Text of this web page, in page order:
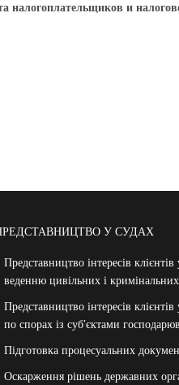
налогоплательщиков и
У СУДАХ
Представництво інтересів
веденню цивільних і
Представництво інтересів
по спорах із суб′єктами
Підготовка процесуальних
Оскарження рішень державних